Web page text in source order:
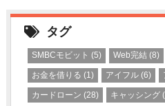
タグ
SMBCモビット (5) Web完結 (8)
お金を借りる (1) アイフル (6)
カードローン (28) キャッシング